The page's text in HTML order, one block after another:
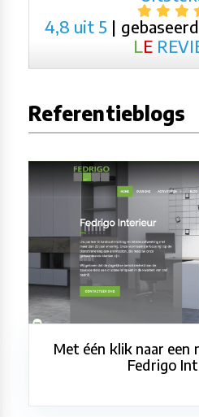
4,8 uit 5 |
L E
Referentieblogs
Met één klik naar een
Fedrigo